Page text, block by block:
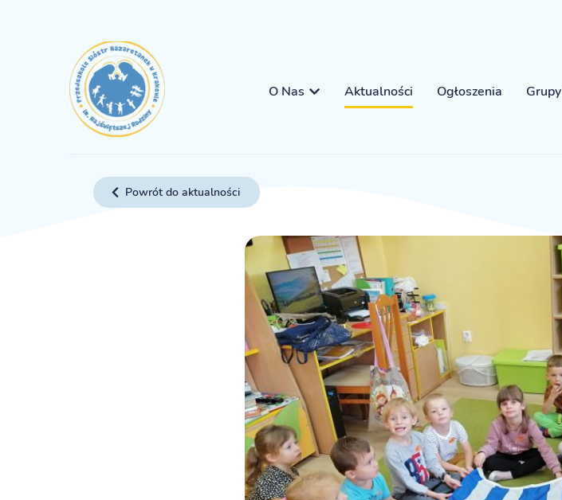
O Nas Aktualności Ogłoszenia Grupy
Powrót do aktualności